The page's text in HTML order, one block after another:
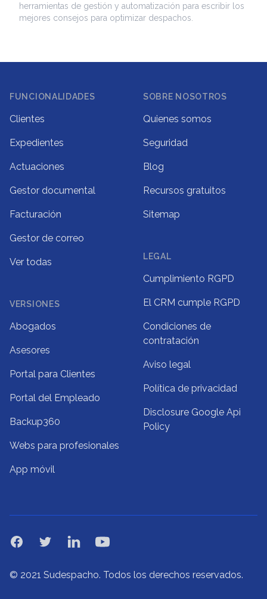
herramientas de gestión y automatización para escribir los
mejores consejos para optimizar despachos.
FUNCIONALIDADES
Clientes
Expedientes
Actuaciones
Gestor documental
Facturación
Gestor de correo
Ver todas
VERSIONES
Abogados
Asesores
Portal para Clientes
Portal del Empleado
Backup360
Webs para profesionales
App móvil
SOBRE NOSOTROS
Quienes somos
Seguridad
Blog
Recursos gratuitos
Sitemap
LEGAL
Cumplimiento RGPD
El CRM cumple RGPD
Condiciones de
contratación
Aviso legal
Política de privacidad
Disclosure Google Api
Policy
FacebookTwitterLinkedinYouTube
© 2021 Sudespacho. Todos los derechos reservados.